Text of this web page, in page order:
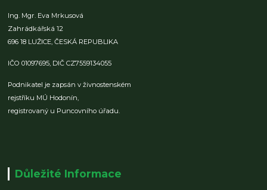
Ing. Mgr. Eva Mrkusová
Zahrádkářská 12
696 18 LUŽICE,ČESKÁ REPUBLIKA
IČO 01097695, DIČ CZ7559134055
Podnikatel je zapsán v živnostenském
rejstříku MÚ Hodonín,
registrovaný u Puncovního úřadu.
Důležité Informace